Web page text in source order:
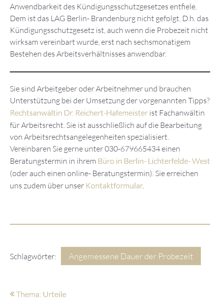
Anwendbarkeit des Kündigungsschutzgesetzes entfiele.
Dem ist das LAG Berlin- Brandenburg nicht gefolgt. D.h. das
Kündigungsschutzgesetz ist, auch wenn die Probezeit nicht
wirksam vereinbart wurde, erst nach sechsmonatigem
Bestehen des Arbeitsverhältnisses anwendbar.
Sie sind Arbeitgeber oder Arbeitnehmer und brauchen
Unterstützung bei der Umsetzung der vorgenannten Tipps?
Rechtsanwältin Dr. Reichert-Hafemeister ist Fachanwältin
für Arbeitsrecht. Sie ist ausschließlich auf die Bearbeitung
von Arbeitsrechtsangelegenheiten spezialisiert.
Vereinbaren Sie gerne unter 030-679665434 einen
Beratungstermin in ihrem Büro in Berlin- Lichterfelde- West
(oder auch einen online- Beratungstermin). Sie erreichen
uns zudem über unser Kontaktformular.
Schlagwörter: Angemessene Dauer der Probezeit
Thema: Urteile